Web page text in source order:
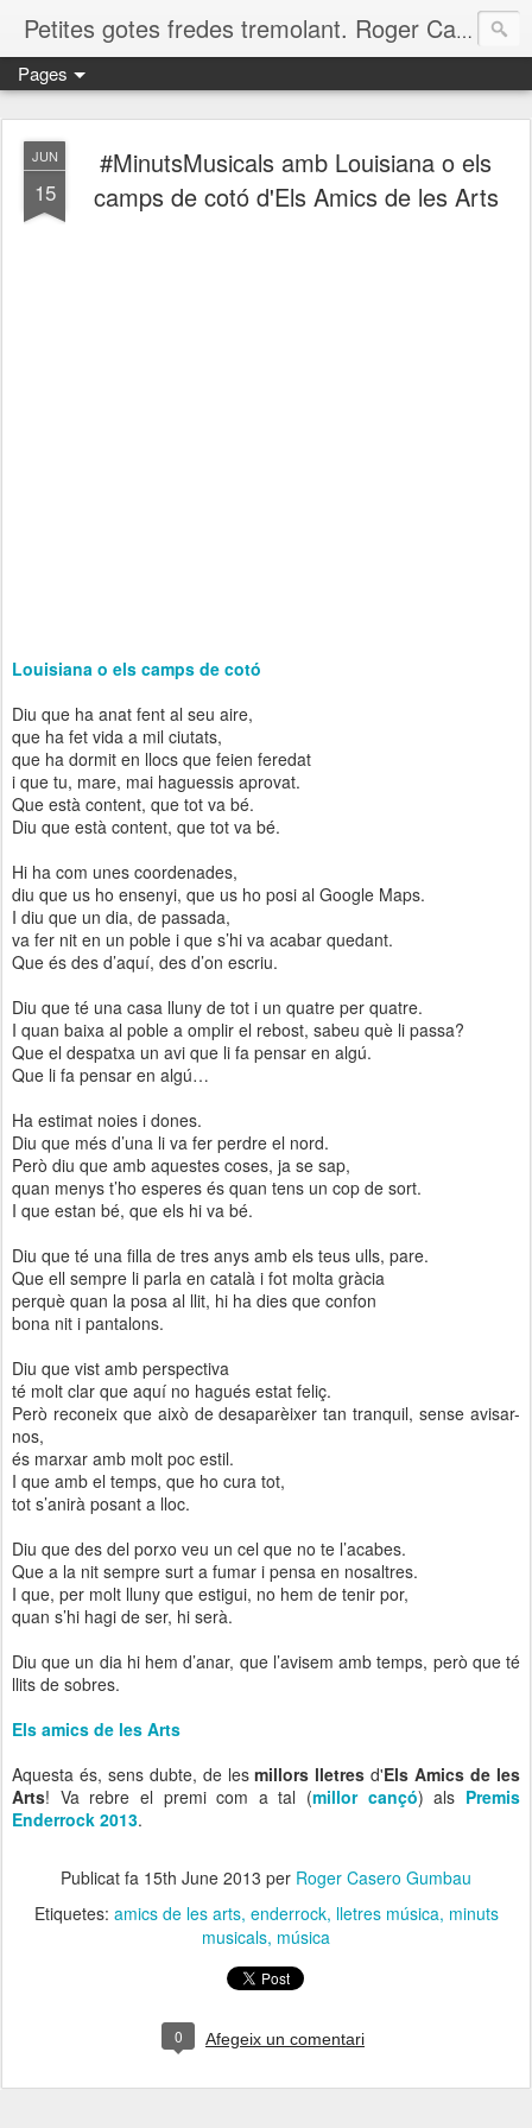
Petites gotes fredes tremolant. Roger Casero Gumbau. Girona
Pages
JUN
15
#MinutsMusicals amb Louisiana o els
camps de cotó d'Els Amics de les Arts
Louisiana o els camps de cotó
Diu que ha anat fent al seu aire,
que ha fet vida a mil ciutats,
que ha dormit en llocs que feien feredat
i que tu, mare, mai haguessis aprovat.
Que està content, que tot va bé.
Diu que està content, que tot va bé.
Hi ha com unes coordenades,
diu que us ho ensenyi, que us ho posi al Google Maps.
I diu que un dia, de passada,
va fer nit en un poble i que s’hi va acabar quedant.
Que és des d’aquí, des d’on escriu.
Diu que té una casa lluny de tot i un quatre per quatre.
I quan baixa al poble a omplir el rebost, sabeu què li passa?
Que el despatxa un avi que li fa pensar en algú.
Que li fa pensar en algú…
Ha estimat noies i dones.
Diu que més d’una li va fer perdre el nord.
Però diu que amb aquestes coses, ja se sap,
quan menys t’ho esperes és quan tens un cop de sort.
I que estan bé, que els hi va bé.
Diu que té una filla de tres anys amb els teus ulls, pare.
Que ell sempre li parla en català i fot molta gràcia
perquè quan la posa al llit, hi ha dies que confon
bona nit i pantalons.
Diu que vist amb perspectiva
té molt clar que aquí no hagués estat feliç.
Però reconeix que això de desaparèixer tan tranquil, sense avisar-
nos,
és marxar amb molt poc estil.
I que amb el temps, que ho cura tot,
tot s’anirà posant a lloc.
Diu que des del porxo veu un cel que no te l’acabes.
Que a la nit sempre surt a fumar i pensa en nosaltres.
I que, per molt lluny que estigui, no hem de tenir por,
quan s’hi hagi de ser, hi serà.
Diu que un dia hi hem d’anar, que l’avisem amb temps, però que té
llits de sobres.
Els amics de les Arts
Aquesta és, sens dubte, de lesmillors lletres d'Els Amics de les
Arts! Va rebre el premi com a tal (millor cançó) als Premis
Enderrock 2013.
Publicat fa 15th June 2013 per Roger Casero Gumbau
Etiquetes: amics de les arts enderrock lletres música minuts
musicals música
0 Afegeix un comentari